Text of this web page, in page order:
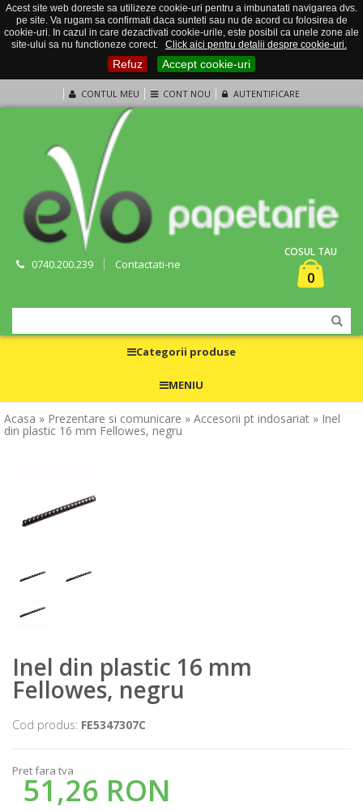
Acest site web doreste sa utilizeze cookie-uri pentru a imbunatati navigarea dvs.
pe site. Va rugam sa confirmati daca sunteti sau nu de acord cu folosirea de
cookie-uri. In cazul in care dezactivati cookie-urile, este posibil ca unele zone ale
site-ului sa nu functioneze corect.
Click aici pentru detalii despre cookie-uri.
Refuz Accept cookie-uri
CONTUL MEU CONT NOU AUTENTIFICARE
0740.200.239 Contactati-ne
COSUL TAU
0
Categorii produse
MENIU
Acasa » Prezentare si comunicare » Accesorii pt indosariat » Inel
din plastic 16 mm Fellowes, negru
Inel din plastic 16 mm
Fellowes, negru
Cod produs: FE5347307C
Pret fara tva
51,26 RON